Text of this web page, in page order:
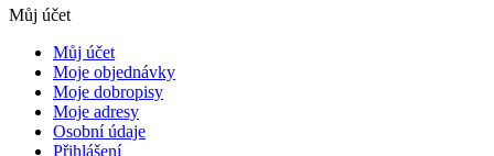
Můj účet
Můj účet
Moje objednávky
Moje dobropisy
Moje adresy
Osobní údaje
Přihlášení